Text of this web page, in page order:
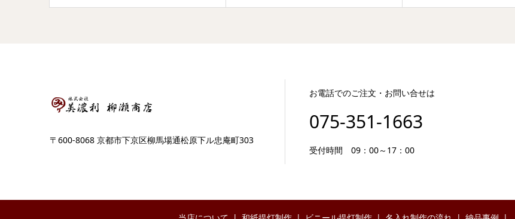
〒600-8068 京都市下京区柳馬場通松原下ル忠庵町303
お電話でのご注文・お問い合せは
075-351-1663
受付時間 09：00～17：00